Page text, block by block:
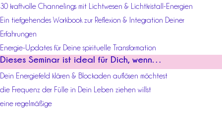
30 kraftvolle Channelings mit Lichtwesen & Lichtkristall-Energien
Ein tiefgehendes Workbook zur Reflexion & Integration Deiner
Erfahrungen
Energie-Updates für Deine spirituelle Transformation
Dieses Seminar ist ideal für Dich, wenn…
Dein Energiefeld klären & Blockaden auflösen möchtest
die Frequenz der Fülle in Dein Leben ziehen willst
eine regelmäßige